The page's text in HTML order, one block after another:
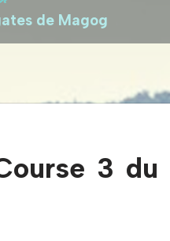
de Magog
3 du